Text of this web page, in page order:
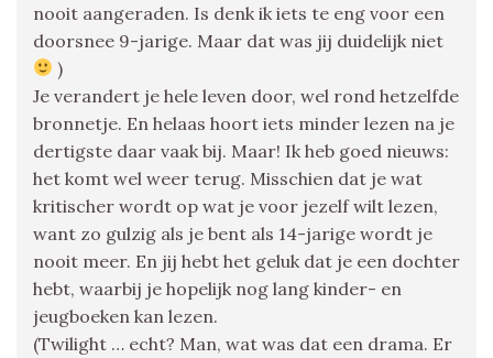
nooit aangeraden. Is denk ik iets te eng voor een
doorsnee 9-jarige. Maar dat was jij duidelijk niet
)
Je verandert je hele leven door, wel rond hetzelfde
bronnetje. En helaas hoort iets minder lezen na je
dertigste daar vaak bij. Maar! Ik heb goed nieuws:
het komt wel weer terug. Misschien dat je wat
kritischer wordt op wat je voor jezelf wilt lezen,
want zo gulzig als je bent als 14-jarige wordt je
nooit meer. En jij hebt het geluk dat je een dochter
hebt, waarbij je hopelijk nog lang kinder- en
jeugboeken kan lezen.
(Twilight … echt? Man, wat was dat een drama. Er